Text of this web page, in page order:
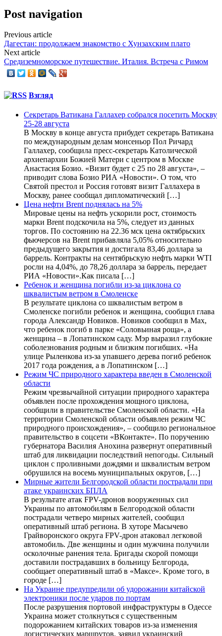
Post navigation
Previous article
Дагестан: продолжаем знакомство с Хунзахским плато
Next article
Средиземноморское путешествие. Италия. Встреча с Римом
Взгляд
Секретарь Ватикана Галлахер собрался посетить Москву
25-28 августа
В Москву в конце августа прибудет секретарь Ватикана
по международным делам монсеньор Пол Ричард
Галлахер, сообщила пресс-секретарь Католической
архиепархии Божией Матери с центром в Москве
Анастасия Бозио. «Визит будет с 25 по 28 августа», –
приводит слова Бозио РИА «Новости». О том, что
Святой престол и Россия готовят визит Галлахера в
Москву, ранее сообщал дипломатический […]
Цена нефти Brent поднялась на 5%
Мировые цены на нефть ускорили рост, стоимость
марки Brent подскочила на 5%, следует из данных
торгов. По состоянию на 22.36 мск цена октябрьских
фьючерсов на Brent прибавляла 5,05% относительно
предыдущего закрытия и достигала 83,46 доллара за
баррель. Контракты на сентябрьскую нефть марки WTI
росли на 4,04%, до 78,26 доллара за баррель, передает
РИА «Новости».Как писала […]
Ребенок и женщина погибли из-за циклона со
шквалистым ветром в Смоленске
В результате циклона со шквалистым ветром в
Смоленске погибли ребенок и женщина, сообщил глава
города Александр Новиков. Новиков сообщил в Мах,
что ребенок погиб в парке «Соловьиная роща», а
женщина – в Лопатинском саду. Мэр выразил глубокие
соболезнования родным и близким погибших. «На
улице Рыленкова из-за упавшего дерева погиб ребенок
2017 года рождения, а в Лопатинском […]
Режим ЧС природного характера введен в Смоленской
области
Режим чрезвычайной ситуации природного характера
объявлен после прохождения мощного циклона,
сообщили в правительстве Смоленской области. «На
территории Смоленской области объявлен режим ЧС
природного происхождения», – сообщило региональное
правительство в соцсети «ВКонтакте». По поручению
губернатора Василия Анохина развернут оперативный
штаб для ликвидации последствий непогоды. Сильный
циклон с проливными дождями и шквалистым ветром
обрушился на восемь муниципальных округов, […]
Мирные жители Белгородской области пострадали при
атаке украинских БПЛА
В результате атак FPV-дронов вооруженных сил
Украины по автомобилям в Белгородской области
пострадали четверо мирных жителей, сообщил
оперативный штаб региона. В хуторе Масычево
Грайворонского округа FPV-дрон атаковал легковой
автомобиль. Две женщины и один мужчина получили
осколочные ранения тела. Бригады скорой помощи
доставили пострадавших в больницу Белгорода,
сообщает оперативный штаб в «Максе». Кроме того, в
городе […]
На Украине предупредили об удорожании китайской
электроники после ударов по портам
После разрушения портовой инфраструктуры в Одессе
Украина может столкнуться с существенным
подорожанием китайских товаров из-за изменения
логистических маршрутов, заявил украинский